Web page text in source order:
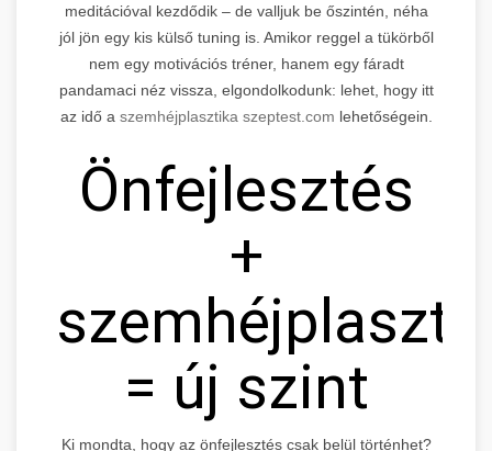
meditációval kezdődik – de valljuk be őszintén, néha
jól jön egy kis külső tuning is. Amikor reggel a tükörből
nem egy motivációs tréner, hanem egy fáradt
pandamaci néz vissza, elgondolkodunk: lehet, hogy itt
az idő a szemhéjplasztika szeptest.com lehetőségein.
Önfejlesztés
+
= új szint
Ki mondta, hogy az önfejlesztés csak belül történhet?